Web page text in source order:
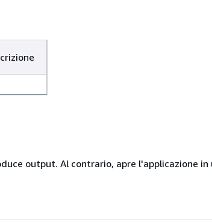
output. Al contrario, apre l'applicazione